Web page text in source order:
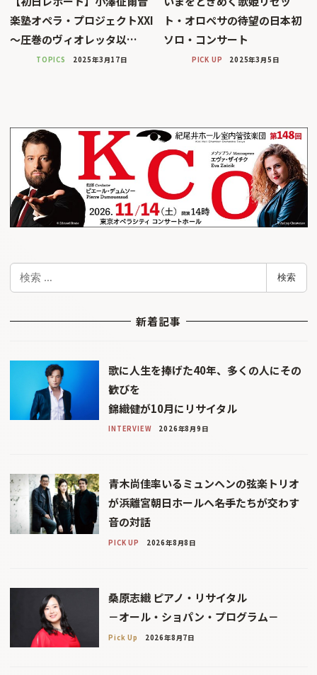
楽塾オペラ・プロジェクトXXI
〜圧巻のヴィオレッタ以…
TOPICS 2025年3月17日
ト・オロペサの待望の日本初
ソロ・コンサート
PICK UP 2025年3月5日
検
検索
新着記事
歌に人生を捧げた40年、多くの人にその
歓びを
錦織健が10月にリサイタル
INTERVIEW 2026年8月9日
青木尚佳率いるミュンヘンの弦楽トリオ
が浜離宮朝日ホールへ――名手たちが交わす
音の対話
PICK UP 2026年8月8日
桑原志織 ピアノ・リサイタル
－オール・ショパン・プログラム－
Pick Up 2026年8月7日